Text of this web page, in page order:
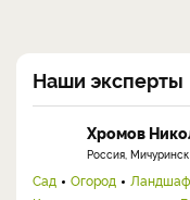
Наши эксперты
Хромов
Россия, Мичуринск
Сад Огород